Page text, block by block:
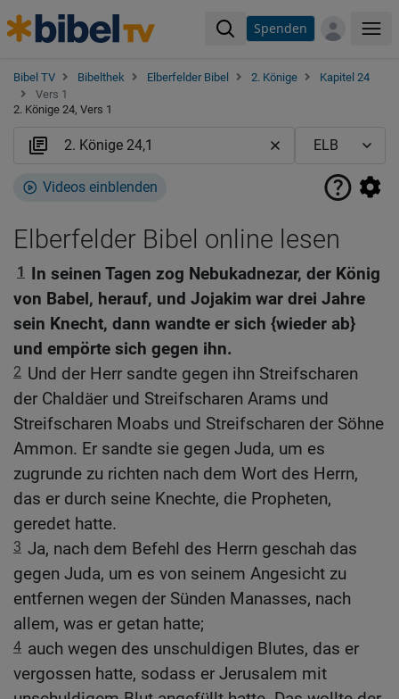
Spenden
Bibel TV Bibelthek Elberfelder Bibel 2. Könige
Kapitel 24
Vers 1
2. Könige 24, Vers 1
Videos einblenden
Elberfelder Bibel online lesen
1 In seinen Tagen zog Nebukadnezar, der König
von Babel, herauf, und Jojakim war drei Jahre
sein Knecht, dann wandte er sich {wieder ab}
und empörte sich gegen ihn.
2 Und der Herr sandte gegen ihn Streifscharen
der Chaldäer und Streifscharen Arams und
Streifscharen Moabs und Streifscharen der Söhne
Ammon. Er sandte sie gegen Juda, um es
zugrunde zu richten nach dem Wort des Herrn,
das er durch seine Knechte, die Propheten,
geredet hatte.
3 Ja, nach dem Befehl des Herrn geschah das
gegen Juda, um es von seinem Angesicht zu
entfernen wegen der Sünden Manasses, nach
allem, was er getan hatte;
4 auch wegen des unschuldigen Blutes, das er
vergossen hatte, sodass er Jerusalem mit